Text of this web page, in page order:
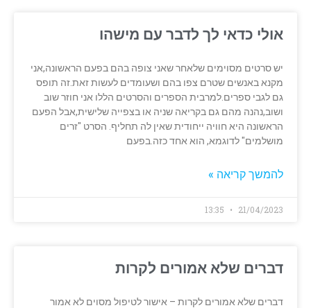
אולי כדאי לך לדבר עם מישהו
יש סרטים מסוימים שלאחר שאני צופה בהם בפעם הראשונה,אני
מקנא באנשים שטרם צפו בהם ושעומדים לעשות זאת.זה תופס
גם לגבי ספרים.למרבית הספרים והסרטים הללו אני חוזר שוב
ושוב,נהנה מהם גם בקריאה שניה או בצפייה שלישית,אבל הפעם
הראשונה היא חוויה ייחודית שאין לה תחליף. הסרט "זרים
מושלמים" לדוגמא, הוא אחד כזה.בפעם
להמשך קריאה »
21/04/2023
דברים שלא אמורים לקרות
דברים שלא אמורים לקרות – אישור לטיפול מסוים לא אמור